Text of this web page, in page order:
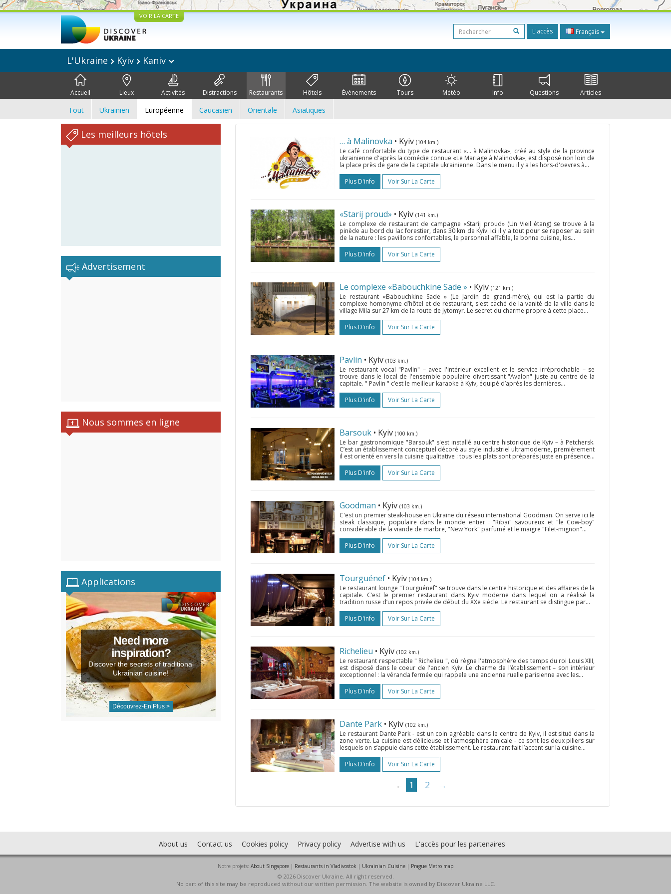
VOIR LA CARTE
L'accès Français
L'Ukraine Kyiv Kaniv
Accueil Lieux Activités Distractions Restaurants Hôtels Événements Tours Météo Info Questions Articles
Tout Ukrainien Européenne Caucasien Orientale Asiatiques
Les meilleurs hôtels
Advertisement
Nous sommes en ligne
Applications
Need more
inspiration?
Discover the secrets of traditional
Ukrainian cuisine!
Découvrez-En Plus >
… à Malinovka • Kyiv (104 km.)
Le café confortable du type de restaurant «… à Malinovka», créé au style de la province
ukrainienne d'après la comédie connue «Le Mariage à Malinovka», est disposé non loin de
la place près de gare de la capitale ukrainienne. Dans le menu il y a les hors-d'oevres à...
Plus D'info
Voir Sur La Carte
«Starij proud» • Kyiv (141 km.)
Le complexe de restaurant de campagne «Starij proud» (Un Vieil étang) se trouve à la
pinède au bord du lac forestier, dans 30 km de Kyiv. Ici il y a tout pour se reposer au sein
de la nature : les pavillons confortables, le personnel affable, la bonne cuisine, les...
Plus D'info
Voir Sur La Carte
Le complexe «Babouchkine Sade » • Kyiv (121 km.)
Le restaurant «Babouchkine Sade » (Le Jardin de grand-mère), qui est la partie du
complexe homonyme d’hôtel et de restaurant, s'est caché de la vanité de la ville dans le
village Mila sur 27 km de la route de Jytomyr. Le secret du charme propre à cette place...
Plus D'info
Voir Sur La Carte
Pavlin • Kyiv (103 km.)
Le restaurant vocal "Pavlin" – avec l'intérieur excellent et le service irréprochable – se
trouve dans le local de l'ensemble populaire divertissant "Avalon" juste au centre de la
capitale. " Pavlin " c’est le meilleur karaoke à Kyiv, équipé d’après les dernières...
Plus D'info
Voir Sur La Carte
Barsouk • Kyiv (100 km.)
Le bar gastronomique "Barsouk" s'est installé au centre historique de Kyiv – à Petchersk.
C’est un établissement conceptuel décoré au style industriel ultramoderne, premièrement
il est orienté en vers la cuisine qualitative : tous les plats sont préparés juste en présence...
Plus D'info
Voir Sur La Carte
Goodman • Kyiv (103 km.)
C'est un premier steak-house en Ukraine du réseau international Goodman. On serve ici le
steak classique, populaire dans le monde entier : "Ribai" savoureux et "le Cow-boy"
considérable de la viande de marbre, "New York" parfumé et le maigre "Filet-mignon"...
Plus D'info
Voir Sur La Carte
Tourguénef • Kyiv (104 km.)
Le restaurant lounge "Tourguénef" se trouve dans le centre historique et des affaires de la
capitale. C’est le premier restaurant dans Kyiv moderne dans lequel on a réalisé la
tradition russe d’un repos privée de début du XXe siècle. Le restaurant se distingue par...
Plus D'info
Voir Sur La Carte
Richelieu • Kyiv (102 km.)
Le restaurant respectable " Richelieu ", où règne l'atmosphère des temps du roi Louis XIII,
est disposé dans le coeur de l'ancien Kyiv. Le charme de l’établissement – son intérieur
exceptionnel : la véranda fermée qui rappele une ancienne ruelle parisienne avec les...
Plus D'info
Voir Sur La Carte
Dante Park • Kyiv (102 km.)
Le restaurant Dante Park - est un coin agréable dans le centre de Kyiv, il est situé dans la
zone verte. La cuisine est délicieuse et l'atmosphère amicale - ce sont les deux piliers sur
lesquels on s’appuie dans cette établissement. Le restaurant fait l’accent sur la cuisine...
Plus D'info
Voir Sur La Carte
← 1 2 →
About us Contact us Cookies policy Privacy policy Advertise with us L'accès pour les partenaires
Notre projets: About Singapore | Restaurants in Vladivostok | Ukrainian Cuisine | Prague Metro map
© 2026 Discover Ukraine. All right reserved.
No part of this site may be reproduced without our written permission. The website is owned by Discover Ukraine LLC.